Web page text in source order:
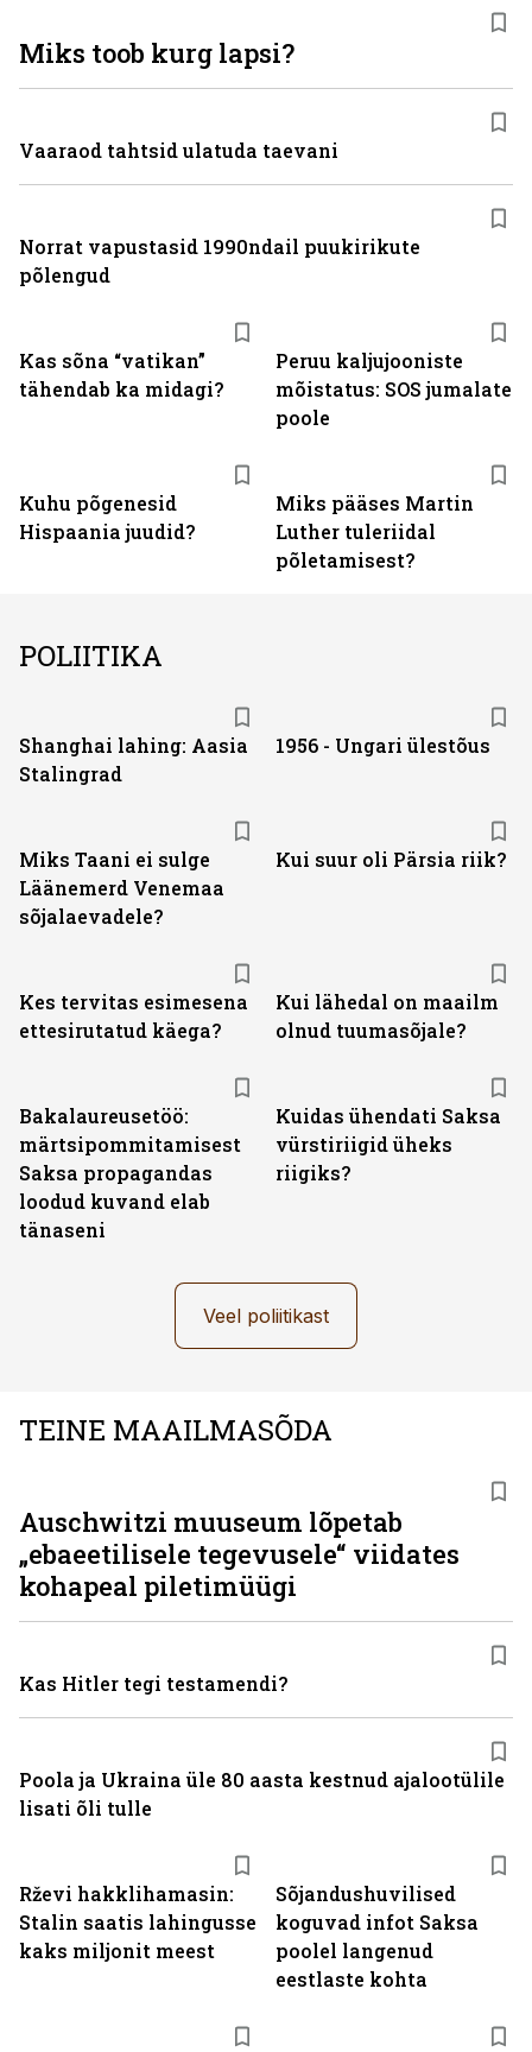
Kas sõna “vatikan”
tähendab ka midagi?
Peruu kaljujooniste
mõistatus: SOS jumalate
poole
Kuhu põgenesid
Hispaania juudid?
Miks pääses Martin
Luther tuleriidal
põletamisest?
Miks toob kurg lapsi?
Vaaraod tahtsid ulatuda taevani
Norrat vapustasid 1990ndail puukirikute
põlengud
POLIITIKA
Shanghai lahing: Aasia
Stalingrad
1956 - Ungari ülestõus
Miks Taani ei sulge
Läänemerd Venemaa
sõjalaevadele?
Kui suur oli Pärsia riik?
Kes tervitas esimesena
ettesirutatud käega?
Kui lähedal on maailm
olnud tuumasõjale?
Bakalaureusetöö:
märtsipommitamisest
Saksa propagandas
loodud kuvand elab
tänaseni
Kuidas ühendati Saksa
vürstiriigid üheks
riigiks?
Veel poliitikast
TEINE MAAILMASÕDA
Rževi hakklihamasin:
Stalin saatis lahingusse
kaks miljonit meest
Sõjandushuvilised
koguvad infot Saksa
poolel langenud
eestlaste kohta
Auschwitzi muuseum lõpetab
„ebaeetilisele tegevusele“ viidates
kohapeal piletimüügi
Kas Hitler tegi testamendi?
Poola ja Ukraina üle 80 aasta kestnud ajalootülile
lisati õli tulle